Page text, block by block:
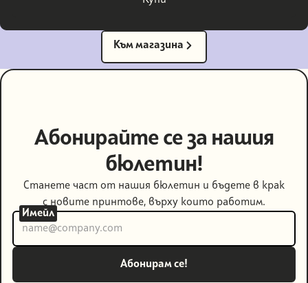
Към магазина
Абонирайте се за нашия
бюлетин!
Станете част от нашия бюлетин и бъдете в крак
с новите принтове, върху които работим.
Имейл